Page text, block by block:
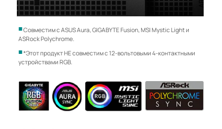
Совместим с ASUS Aura, GIGABYTE Fusion, MSI Mystic Light и
ASRock Polychrome.
*Этот продукт НЕ совместим с 12-вольтовыми 4-контактными
устройствами RGB.